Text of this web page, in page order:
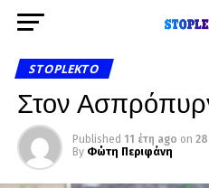
STOPLEKTO
Στον
Published 11 έτη ago on
By Φώτη Περιφάνη